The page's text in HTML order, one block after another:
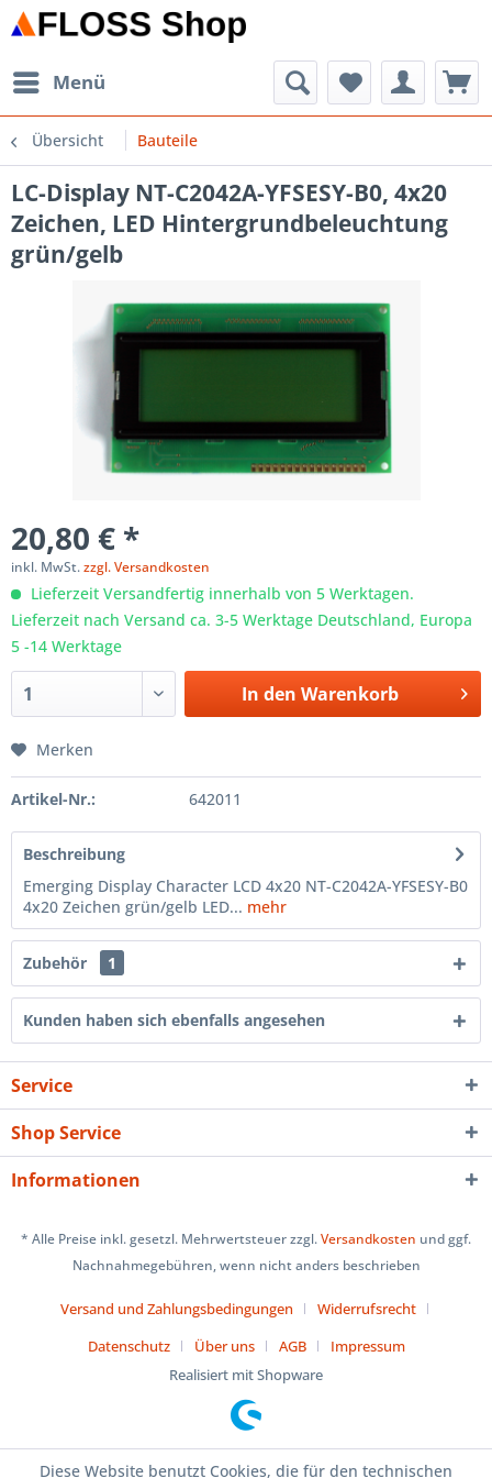
Menü
Übersicht Bauteile
LC-Display NT-C2042A-YFSESY-B0, 4x20
Zeichen, LED Hintergrundbeleuchtung
grün/gelb
20,80 € *
inkl. MwSt.zzgl. Versandkosten
Lieferzeit Versandfertig innerhalb von 5 Werktagen.
Lieferzeit nach Versand ca. 3-5 Werktage Deutschland, Europa
5 -14 Werktage
In den Warenkorb
Merken
Artikel-Nr.: 642011
Beschreibung
Emerging Display Character LCD 4x20 NT-C2042A-YFSESY-B0
4x20 Zeichen grün/gelb LED... mehr
Zubehör 1
Kunden haben sich ebenfalls angesehen
Service
Shop Service
Informationen
* Alle Preise inkl. gesetzl. Mehrwertsteuer zzgl.Versandkosten und ggf.
Nachnahmegebühren, wenn nicht anders beschrieben
Versand und Zahlungsbedingungen
Widerrufsrecht
Datenschutz
Über uns AGB
Impressum
Realisiert mit Shopware
Diese Website benutzt Cookies, die für den technischen